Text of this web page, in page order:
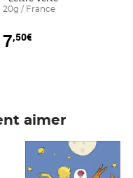
au panier
20g / France
7,50€
aimer
Prix 7,50€